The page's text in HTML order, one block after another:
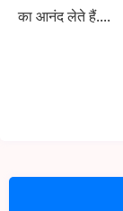
का आनंद लेते हैं....